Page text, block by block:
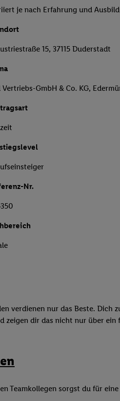
je nach Erfahrung und
15, 37115 Duderstadt
Vertriebs-GmbH & Co. KG,
Nr.
verdienen nur das Beste. Dich
zeigen dir das nicht nur über
Teamkollegen sorgst du für